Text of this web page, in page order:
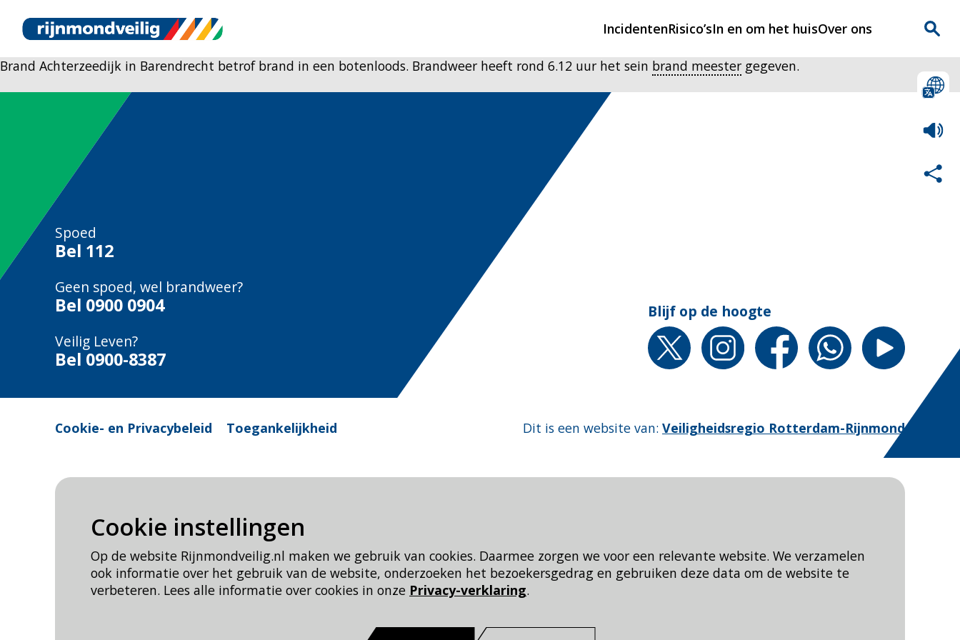
Cookie instellingen
Op de website Rijnmondveilig.nl maken we gebruik van cookies. Daarmee zorgen we voor een relevante website. We verzamelen
ook informatie over het gebruik van de website, onderzoeken het bezoekersgedrag en gebruiken deze data om de website te
verbeteren. Lees alle informatie over cookies in onze Privacy-verklaring.
Incidenten
Hulpdiensten nodig?
CIN-meldingen
Risico’sIn en om het huisOver ons
Brand Achterzeedijk in Barendrecht betrof brand in een botenloods. Brandweer heeft rond 6.12 uur het sein brand meester gegeven.
Spoed
Bel 112
Geen spoed, wel brandweer?
Bel 0900 0904
Veilig Leven?
Bel 0900-8387
Blijf op de hoogte
Cookie- en Privacybeleid Toegankelijkheid Dit is een website van: Veiligheidsregio Rotterdam-Rijnmond